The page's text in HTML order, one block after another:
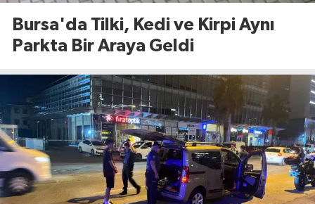
Bursa'da Tilki, Kedi ve Kirpi Aynı
Parkta Bir Araya Geldi